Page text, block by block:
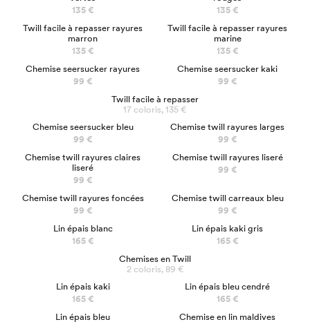
135 €
135 €
Twill facile à repasser rayures
marron
135 €
Twill facile à repasser rayures
marine
135 €
Chemise seersucker rayures
99 €
Chemise seersucker kaki
99 €
Chemise seersucker bleu
99 €
Chemise twill rayures larges
99 €
Chemise twill rayures claires
liseré
99 €
Chemise twill rayures liseré
99 €
Chemise twill rayures foncées
99 €
Chemise twill carreaux bleu
99 €
Lin épais blanc
165 €
Lin épais kaki gris
165 €
NOUVEAU
Lin épais kaki
165 €
Lin épais bleu cendré
165 €
Lin épais bleu
Chemise en lin maldives
Twill facile à repasser
17 coloris, 135 €
Chemises en Twill
2 coloris, 89 €